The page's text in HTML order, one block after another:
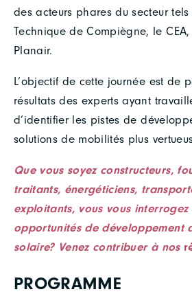
des acteurs phares du secteur tels
Technique de Compiègne, le
Planair.
L’objectif de cette journée est de
résultats des experts ayant
d’identifier les pistes de
solutions de mobilités plus
Que vous soyez constructeurs,
traitants, énergéticiens,
exploitants, vous vous interrogez
opportunités de développement
solaire? Venez contribuer à nos
PROGRAMME